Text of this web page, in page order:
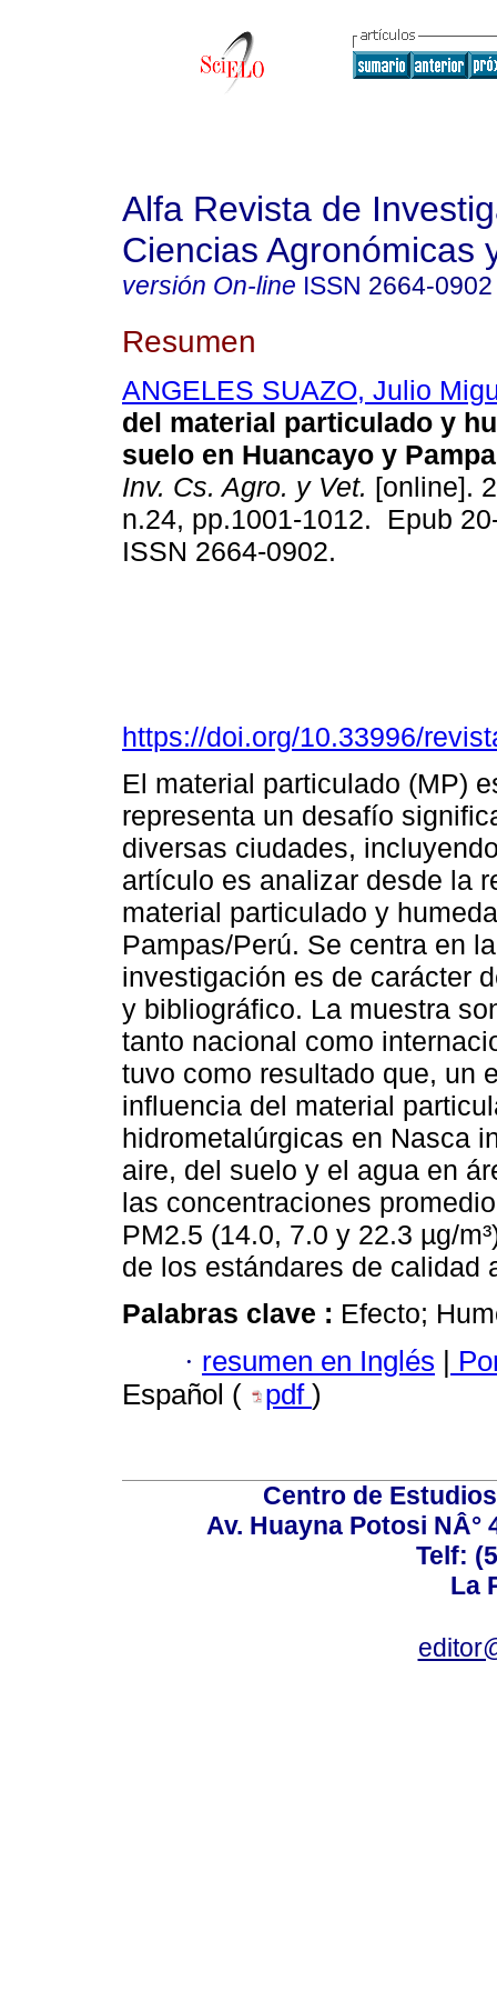
Alfa Revista de
Ciencias Agronómicas
versión On-line ISSN 2664-0902
Resumen
ANGELES SUAZO, Julio
del material particulado y
suelo en Huancayo y
Inv. Cs. Agro. y Vet. [online].
n.24, pp.1001-1012. Epub
ISSN 2664-0902.
https://doi.org/10.33996/
El material particulado (MP)
representa un desafío
diversas ciudades,
artículo es analizar desde la
material particulado y
Pampas/Perú. Se centra en
investigación es de carácter
y bibliográfico. La muestra
tanto nacional como
tuvo como resultado que, un
influencia del material
hidrometalúrgicas en Nasca
aire, del suelo y el agua en
las concentraciones
PM2.5 (14.0, 7.0 y 22.3 µg/
de los estándares de calidad
Palabras clave : Efecto;
· resumen en Inglés |
Español (
pdf )
Centro de
Av. Huayna Potosi NÂ°
Telf:
La